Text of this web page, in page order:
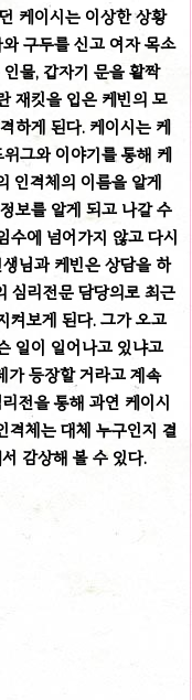
케이시는 이상한 상황
구두를 신고 여자 목소
물, 갑자기 문을 활짝
재킷을 입은 케빈의 모
하게 된다. 케이시는 케
그와 이야기를 통해 케
인격체의 이름을 알게
보를 알게 되고 나갈 수
수에 넘어가지 않고 다시
님과 케빈은 상담을 하
심리전문 담당의로 최근
켜보게 된다. 그가 오고
일이 일어나고 있냐고
가 등장할 거라고 계속
전을 통해 과연 케이시
격체는 대체 누구인지 결
감상해 볼 수 있다.